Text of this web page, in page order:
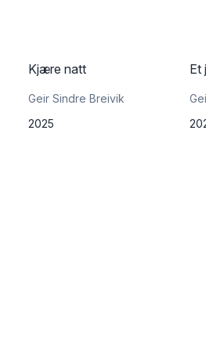
Kjære natt
Geir Sindre Breivik
2025
Et